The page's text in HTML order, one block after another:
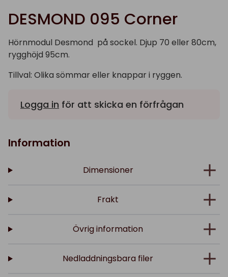
DESMOND 095 Corner
Hörnmodul Desmond på sockel. Djup 70 eller 80cm,
rygghöjd 95cm.
Tillval: Olika sömmar eller knappar i ryggen.
Logga in för att skicka en förfrågan
Information
Dimensioner
Frakt
Övrig information
Nedladdningsbara filer